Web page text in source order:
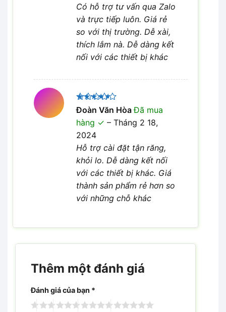
Có hỗ trợ tư vấn qua Zalo
và trực tiếp luôn. Giá rẻ
so với thị trường. Dễ xài,
thích lắm nà. Dễ dàng kết
nối với các thiết bị khác
Được
xếp hạng
45 sao
Đoàn Văn HòaĐã mua
hàng
– Tháng 2 18,
2024
Hỗ trợ cài đặt tận răng,
khỏi lo. Dễ dàng kết nối
với các thiết bị khác. Giá
thành sản phẩm rẻ hơn so
với những chỗ khác
Thêm một đánh giá
Đánh giá của bạn *